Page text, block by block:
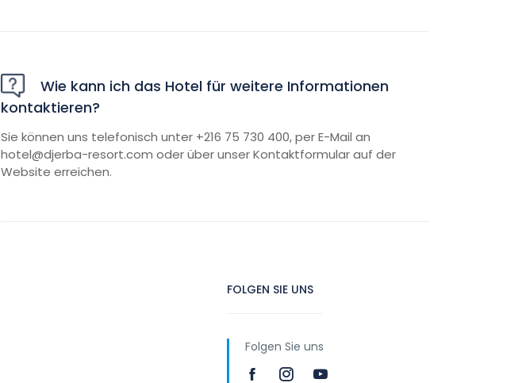
Wie kann ich das Hotel für weitere Informationen
kontaktieren?
Sie können uns telefonisch unter +216 75 730 400, per E-Mail an
hotel@djerba-resort.com oder über unser Kontaktformular auf der
Website erreichen.
FOLGEN SIE UNS
Folgen Sie uns